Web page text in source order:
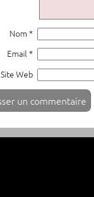
Nom *
Email *
Site Web